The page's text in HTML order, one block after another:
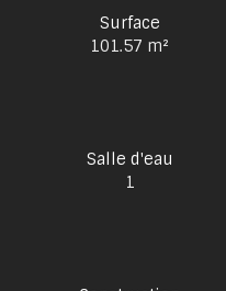
Surface
101.57 m²
Salle d'eau
1